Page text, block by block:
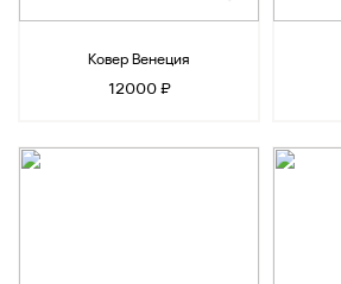
Ковер Венеция
12000 ₽